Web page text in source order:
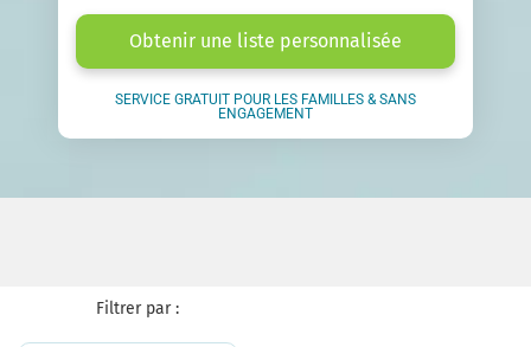
Obtenir une liste personnalisée
SERVICE GRATUIT POUR LES FAMILLES & SANS
ENGAGEMENT
Filtrer par :